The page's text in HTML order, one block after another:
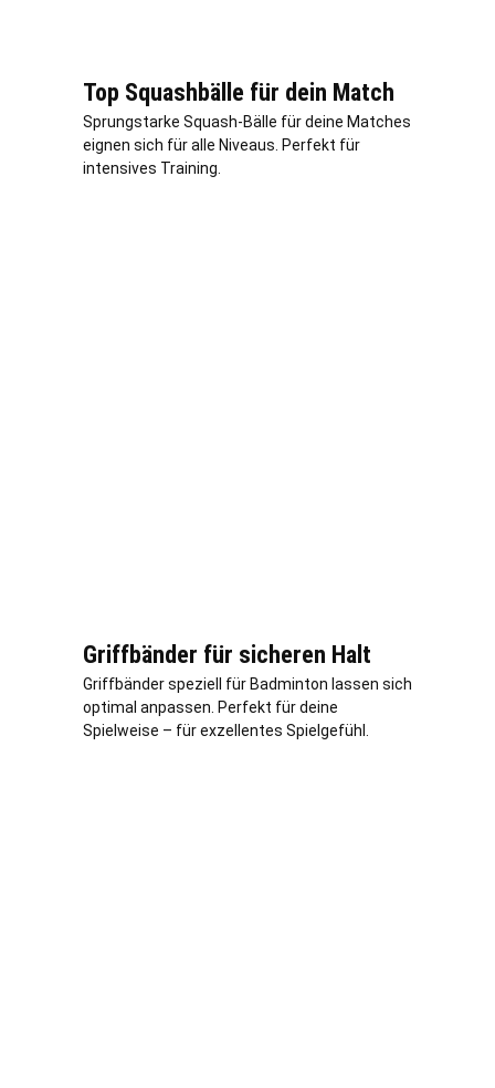
Top Squashbälle für dein Match
Sprungstarke Squash-Bälle für deine Matches
eignen sich für alle Niveaus. Perfekt für
intensives Training.
Griffbänder für sicheren Halt
Griffbänder speziell für Badminton lassen sich
optimal anpassen. Perfekt für deine
Spielweise – für exzellentes Spielgefühl.